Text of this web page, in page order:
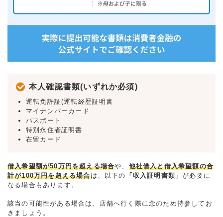
本人確認書類(いずれか必須)
運転免許証(運転経歴証明書
マイナンバーカード
パスポート
特別永住者証明書
在留カード
借入希望額が50万円を超える場合や、 他社借入と借入希望額の合
計が100万円を超える場合は、以下の 「収入証明書類」が必要に
なる場合もあります。
該当の可能性がある場合は、店舗へ行く際に念のため持参してお
きましょう。